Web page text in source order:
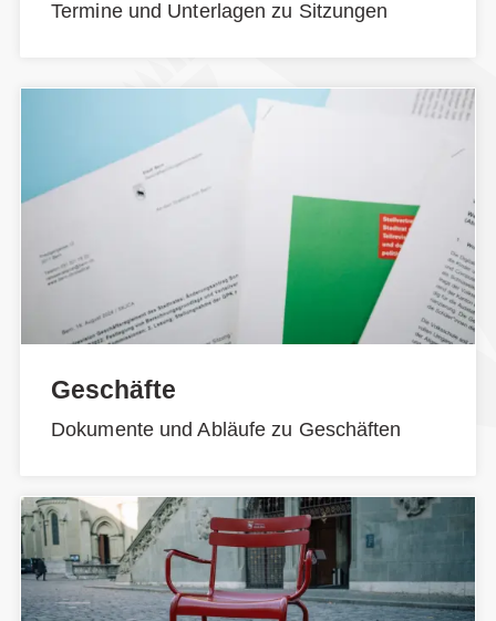
Termine und Unterlagen zu Sitzungen
Geschäfte
Dokumente und Abläufe zu Geschäften